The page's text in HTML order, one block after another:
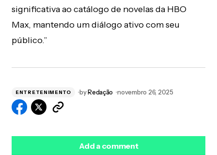
significativa ao catálogo de novelas da HBO
Max, mantendo um diálogo ativo com seu
público.”
ENTRETENIMENTO byRedação novembro 26, 2025
Add a comment